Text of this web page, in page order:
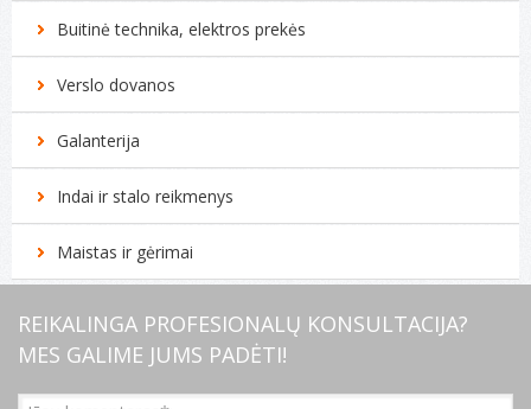
Buitinė technika, elektros prekės
Verslo dovanos
Galanterija
Indai ir stalo reikmenys
Maistas ir gėrimai
REIKALINGA PROFESIONALŲ KONSULTACIJA?
MES GALIME JUMS PADĖTI!